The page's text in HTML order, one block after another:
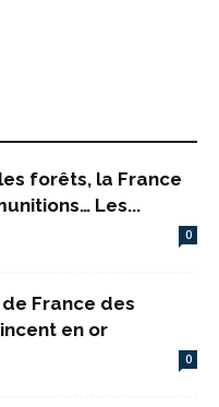
forêts, la France
Les...
0
France des
en or
0